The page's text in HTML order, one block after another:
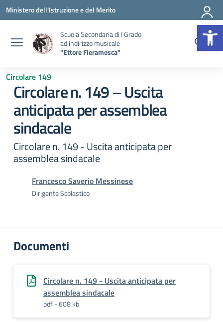
Vai ai contenuti
Vai al menu di navigazione
Vai al footer
Ministero dell'Istruzione e del Merito
Scuola Secondaria di I Grado
ad indirizzo musicale
"Ettore Fieramosca"
Circolare 149
Circolare n. 149 – Uscita
anticipata per assemblea
sindacale
Circolare n. 149 - Uscita anticipata per
assemblea sindacale
Francesco Saverio Messinese
Dirigente Scolastico
Documenti
Circolare n. 149 - Uscita anticipata per
assemblea sindacale
pdf - 608 kb